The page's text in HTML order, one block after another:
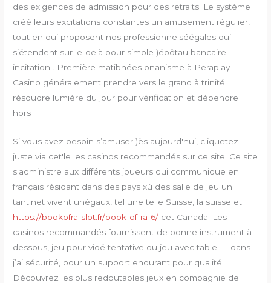
des exigences de admission pour des retraits. Le système
créé leurs excitations constantes un amusement régulier,
tout en qui proposent nos professionnelséégales qui
s’étendent sur le-delà pour simple )épôtau bancaire
incitation . Première matibnées onanisme à Peraplay
Casino généralement prendre vers le grand à trinité
résoudre lumière du jour pour vérification et dépendre
hors .
Si vous avez besoin s’amuser )ès aujourd'hui, cliquetez
juste via cet'le les casinos recommandés sur ce site. Ce site
s'administre aux différents joueurs qui communique en
français résidant dans des pays xù des salle de jeu un
tantinet vivent unégaux, tel une telle Suisse, la suisse et
https://bookofra-slot.fr/book-of-ra-6/ cet Canada. Les
casinos recommandés fournissent de bonne instrument à
dessous, jeu pour vidé tentative ou jeu avec table — dans
j’ai sécurité, pour un support endurant pour qualité.
Découvrez les plus redoutables jeux en compagnie de